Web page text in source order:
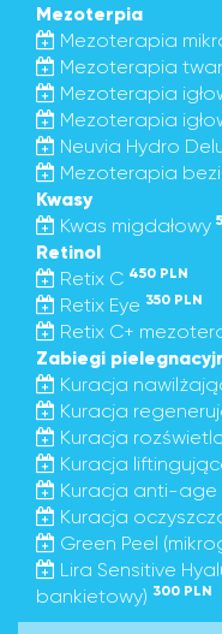
Mezoterpia
Mezoterapia
Mezoterapia
Mezoterapia
Mezoterapia
Neuvia Hydro
Mezoterapia
Kwasy
Kwas migdałowy
Retinol
Retix C 450 PLN
Retix Eye 350 PLN
Retix C+
Zabiegi
Kuracja
Kuracja
Kuracja
Kuracja
Kuracja anti-age
Kuracja
Green Peel
Lira Sensitive
bankietowy) 300 PLN